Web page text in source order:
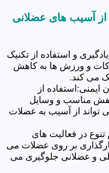
از آسیب های عضلانی
و استفاده از تکنیک
و ورزش ها به کاهش
می کند.
از
کفش مناسب و وسایل
تواند از آسیب به عضلات
تنوع در فعالیت های
بر روی عضلات می
و عضلانی جلوگیری می